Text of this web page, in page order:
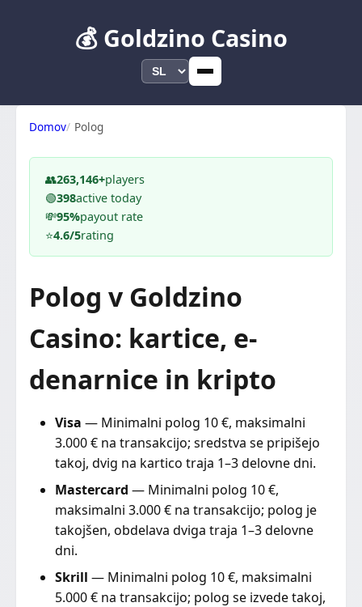
💰 Goldzino Casino
Domov Polog
👥263,146+players
🟢398active today
💸95%payout rate
⭐4.6/5rating
Polog v Goldzino
Casino: kartice, e-
denarnice in kripto
Visa — Minimalni polog 10 €, maksimalni
3.000 € na transakcijo; sredstva se pripišejo
takoj, dvig na kartico traja 1–3 delovne dni.
Mastercard — Minimalni polog 10 €,
maksimalni 3.000 € na transakcijo; polog je
takojšen, obdelava dviga traja 1–3 delovne
dni.
Skrill — Minimalni polog 10 €, maksimalni
5.000 € na transakcijo; polog se izvede takoj,